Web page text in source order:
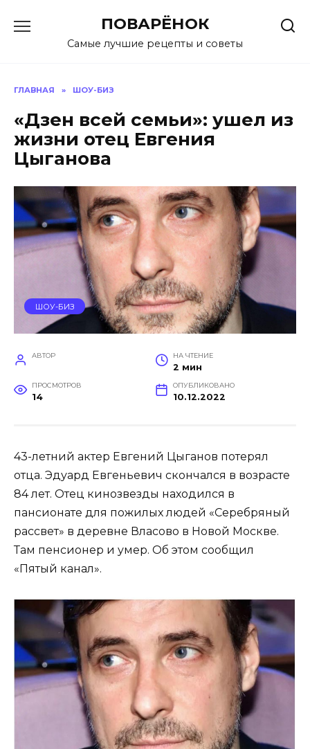
содержанию
ПОВАРЁНОК
Самые лучшие рецепты и советы
ГЛАВНАЯ » ШОУ-БИЗ
«Дзен всей семьи»: ушел из
жизни отец Евгения
Цыганова
ШОУ-БИЗ
АВТОР НА ЧТЕНИЕ
2 мин
ПРОСМОТРОВ
14
ОПУБЛИКОВАНО
10.12.2022
43-летний актер Евгений Цыганов потерял
отца. Эдуард Евгеньевич скончался в возрасте
84 лет. Отец кинозвезды находился в
пансионате для пожилых людей «Серебряный
рассвет» в деревне Власово в Новой Москве.
Там пенсионер и умер. Об этом сообщил
«Пятый канал».